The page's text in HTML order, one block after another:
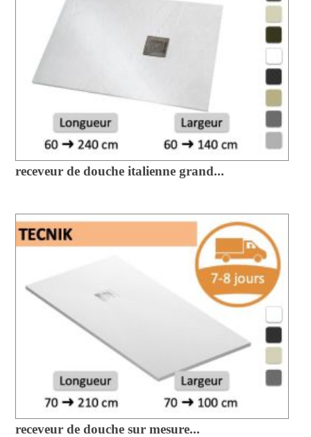
receveur de douche italienne grand...
receveur de douche sur mesure...